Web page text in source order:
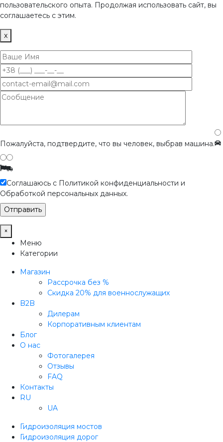
пользовательского опыта. Продолжая использовать сайт, вы
соглашаетесь с этим.
x
Пожалуйста, подтвердите, что вы человек, выбрав машина.
Соглашаюсь с Политикой конфиденциальности и
Обработкой персональных данных.
×
Меню
Категории
Магазин
Рассрочка без %
Скидка 20% для военнослужащих
B2B
Дилерам
Корпоративным клиентам
Блог
О нас
Фотогалерея
Отзывы
FAQ
Контакты
RU
UA
Гидроизоляция мостов
Гидроизоляция дорог